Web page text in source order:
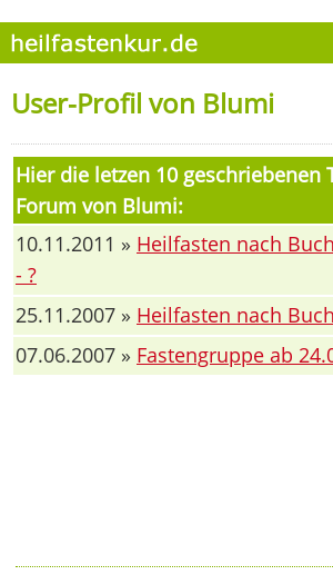
User-Profil von Blumi
Hier die letzen 10 geschriebenen
Forum von Blumi:
10.11.2011 » Heilfasten nach
- ?
25.11.2007 » Heilfasten nach
07.06.2007 » Fastengruppe ab